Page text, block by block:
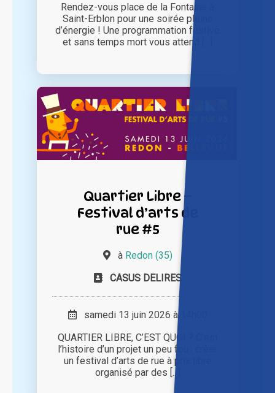
Rendez-vous place de la Fontaine à
Saint-Erblon pour une soirée pleine
d’énergie ! Une programmation festive
et sans temps mort vous attend [...]
Quartier Libre –
Festival d’arts de
rue #5
à Redon (35)
CASUS DELIRES
samedi 13 juin 2026 à 14h00
QUARTIER LIBRE, C’EST QUOI ? C’est
l’histoire d’un projet un peu fou : créer
un festival d’arts de rue à prix libre
organisé par des [...]